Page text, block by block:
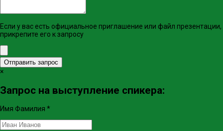
Если у вас есть официальное приглашение или файл презентации,
прикрепите его к запросу
Отправить запрос
×
Запрос на выступление спикера:
Имя Фамилия *